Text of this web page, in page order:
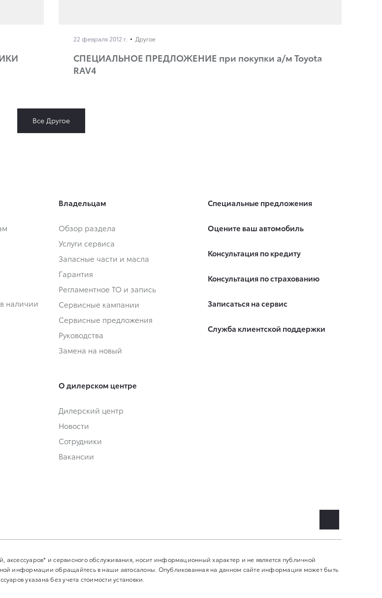
22 февраля 2012 г. Другое
СПЕЦИАЛЬНОЕ ПРЕДЛОЖЕНИЕ при покупки а/м Toyota
RAV4
Все Другое
наличии
Владельцам
Обзор раздела
Услуги сервиса
Запасные части и масла
Гарантия
Регламентное ТО и запись
Сервисные кампании
Сервисные предложения
Руководства
Замена на новый
О дилерском центре
Дилерский центр
Новости
Сотрудники
Вакансии
Специальные предложения
Оцените ваш автомобиль
Консультация по кредиту
Консультация по страхованию
Записаться на сервис
Служба клиентской поддержки
и сервисного обслуживания, носит информационный характер и не является публичной
информации обращайтесь в наши автосалоны. Опубликованная на данном сайте информация может быть
указана без учета стоимости установки.